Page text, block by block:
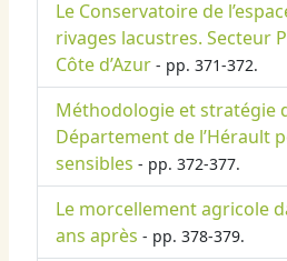
Le Conservatoire de
rivages lacustres. Secteur
Côte d’Azur - pp. 371-372.
Méthodologie et stratégie
Département de l’Hérault
sensibles - pp. 372-377.
Le morcellement agricole
ans après - pp. 378-379.